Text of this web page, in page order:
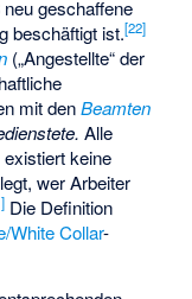
geschaffene
beschäftigt ist.[22]
(„Angestellte“ der
mit denBeamten
Alle
keine
wer Arbeiter
] Die Definition
White Collar-